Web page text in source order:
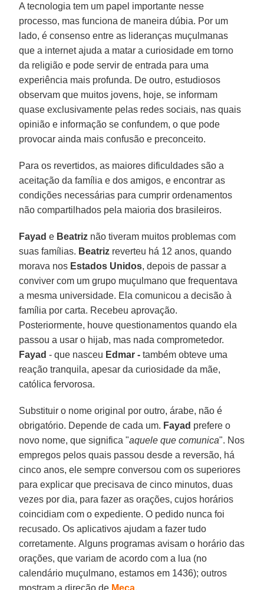
A tecnologia tem um papel importante nesse
processo, mas funciona de maneira dúbia. Por um
lado, é consenso entre as lideranças muçulmanas
que a internet ajuda a matar a curiosidade em torno
da religião e pode servir de entrada para uma
experiência mais profunda. De outro, estudiosos
observam que muitos jovens, hoje, se informam
quase exclusivamente pelas redes sociais, nas quais
opinião e informação se confundem, o que pode
provocar ainda mais confusão e preconceito.
Para os revertidos, as maiores dificuldades são a
aceitação da família e dos amigos, e encontrar as
condições necessárias para cumprir ordenamentos
não compartilhados pela maioria dos brasileiros.
Fayad e Beatriz não tiveram muitos problemas com
suas famílias. Beatriz reverteu há 12 anos, quando
morava nos Estados Unidos, depois de passar a
conviver com um grupo muçulmano que frequentava
a mesma universidade. Ela comunicou a decisão à
família por carta. Recebeu aprovação.
Posteriormente, houve questionamentos quando ela
passou a usar o hijab, mas nada comprometedor.
Fayad - que nasceu Edmar - também obteve uma
reação tranquila, apesar da curiosidade da mãe,
católica fervorosa.
Substituir o nome original por outro, árabe, não é
obrigatório. Depende de cada um. Fayad prefere o
novo nome, que significa "aquele que comunica". Nos
empregos pelos quais passou desde a reversão, há
cinco anos, ele sempre conversou com os superiores
para explicar que precisava de cinco minutos, duas
vezes por dia, para fazer as orações, cujos horários
coincidiam com o expediente. O pedido nunca foi
recusado. Os aplicativos ajudam a fazer tudo
corretamente. Alguns programas avisam o horário das
orações, que variam de acordo com a lua (no
calendário muçulmano, estamos em 1436); outros
mostram a direção de Meca.